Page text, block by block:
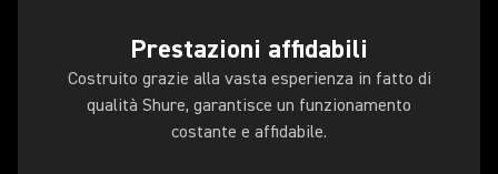
Prestazioni affidabili
Costruito grazie alla vasta esperienza in fatto di
qualità Shure, garantisce un funzionamento
costante e affidabile.